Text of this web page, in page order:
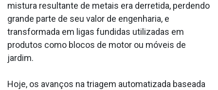
mistura resultante de metais era derretida, perdendo
grande parte de seu valor de engenharia, e
transformada em ligas fundidas utilizadas em
produtos como blocos de motor ou móveis de
jardim.
Hoje, os avanços na triagem automatizada baseada